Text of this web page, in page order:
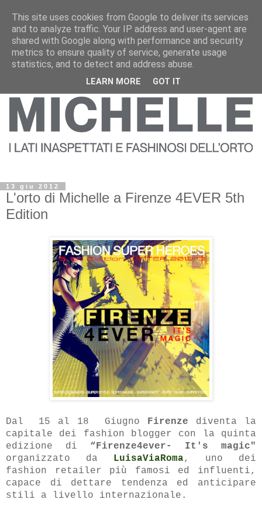
13 giu 2012
L'orto di Michelle a Firenze 4EVER 5th
Edition
Dal 15 al 18 Giugno Firenze diventa la
capitale dei fashion blogger con la quinta
edizione di “Firenze4ever- It's magic"
organizzato da LuisaViaRoma, uno dei
fashion retailer più famosi ed influenti,
capace di dettare tendenza ed anticipare
stili a livello internazionale.
This site uses cookies from Google to deliver its services
and to analyze traffic. Your IP address and user-agent are
shared with Google along with performance and security
metrics to ensure quality of service, generate usage
statistics, and to detect and address abuse.
LEARN MORE GOT IT